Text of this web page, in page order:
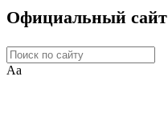
Официальный сайт
Аа